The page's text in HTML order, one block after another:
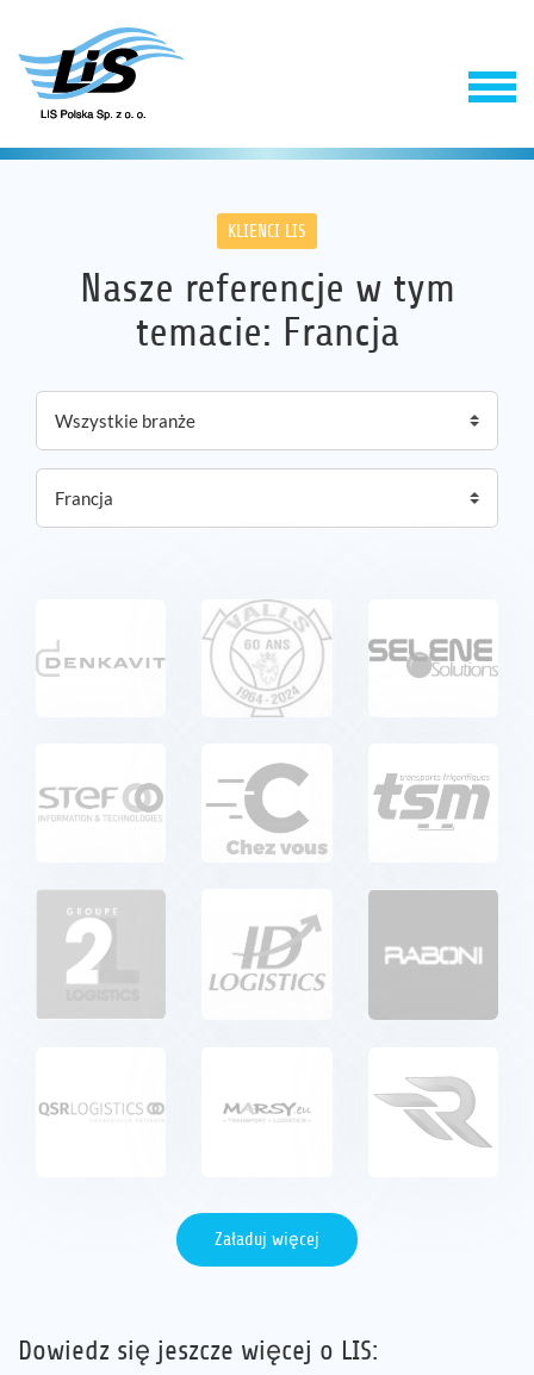
Produkty
Usługi
Firma
Referencje
Kontakt
KLIENCI LIS
Nasze referencje w tym
temacie: Francja
Załaduj więcej
Dowiedz się jeszcze więcej o LIS: